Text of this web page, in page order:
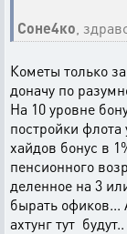
Соне4ко ,
Кометы только
доначу по
На 10 уровне
постройки
хайдов бонус в
пенсионного
деленное на 3
бырать
ахтунг тут будут..